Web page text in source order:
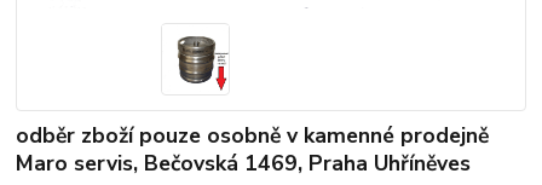
odběr zboží pouze osobně v kamenné prodejně
Maro servis, Bečovská 1469, Praha Uhříněves